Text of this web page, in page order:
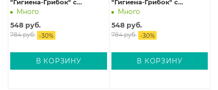
"Гигиена-Грибок" с
пролонгированным
антибактериальным и
противогрибковым
действием от
Много
548 руб.
784руб. -30%
В КОРЗИНУ
"Гигиена-Грибок" с
пролонгированным
антибактериальным и
противогрибковым
действием от
Много
548руб.
784руб. -30%
В КОРЗИНУ